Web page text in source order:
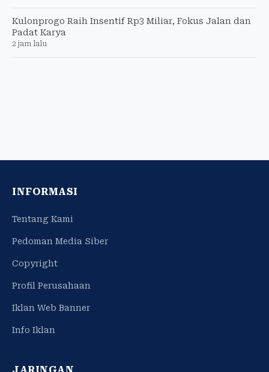
Kulonprogo Raih Insentif Rp3 Miliar, Fokus Jalan dan
Padat Karya
2 jam lalu
INFORMASI
Tentang Kami
Pedoman Media Siber
Copyright
Profil Perusahaan
Iklan Web Banner
Info Iklan